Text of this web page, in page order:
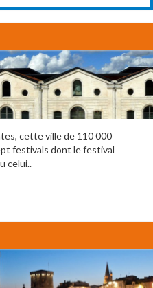
cette ville de 110 000
festivals dont le festival
celui..